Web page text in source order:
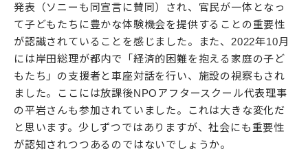
発表（ソニーも同宣言に賛同）され、官民が一体となっ
て子どもたちに豊かな体験機会を提供することの重要性
が認識されていることを感じました。また、2022年10月
には岸田総理が都内で「経済的困難を抱える家庭の子ど
もたち」の支援者と車座対話を行い、施設の視察もされ
ました。ここには放課後NPOアフタースクール代表理事
の平岩さんも参加されていました。これは大きな変化だ
と思います。少しずつではありますが、社会にも重要性
が認知されつつあるのではないでしょうか。